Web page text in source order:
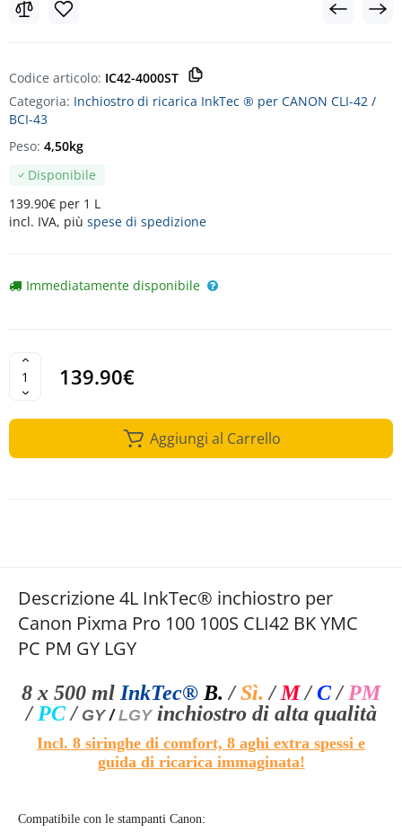
Codice articolo: IC42-4000ST
Categoria: Inchiostro di ricarica InkTec ® per CANON CLI-42 /
BCI-43
Disponibile
139.90€ per 1 L
incl. IVA, più spese di spedizione
Peso: 4,50kg
Immediatamente disponibile
139.90€
Aggiungi al Carrello
Descrizione 4L InkTec® inchiostro per
Canon Pixma Pro 100 100S CLI42 BK YMC
PC PM GY LGY
8 x 500 ml InkTec® B. /Sì. /M/C/PM
/PC / GY/ LGY inchiostro di alta qualità
Incl. 8 siringhe di comfort, 8 aghi extra spessi e
guida di ricarica immaginata!
Compatibile con le stampanti Canon: